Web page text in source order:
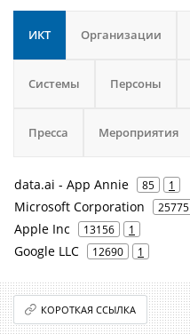
ИКТ Организации
Системы Персоны
Пресса Мероприятия
data.ai - App Annie 85 1
Microsoft Corporation 25775
Apple Inc 13156 1
Google LLC 12690 1
КОРОТКАЯ ССЫЛКА